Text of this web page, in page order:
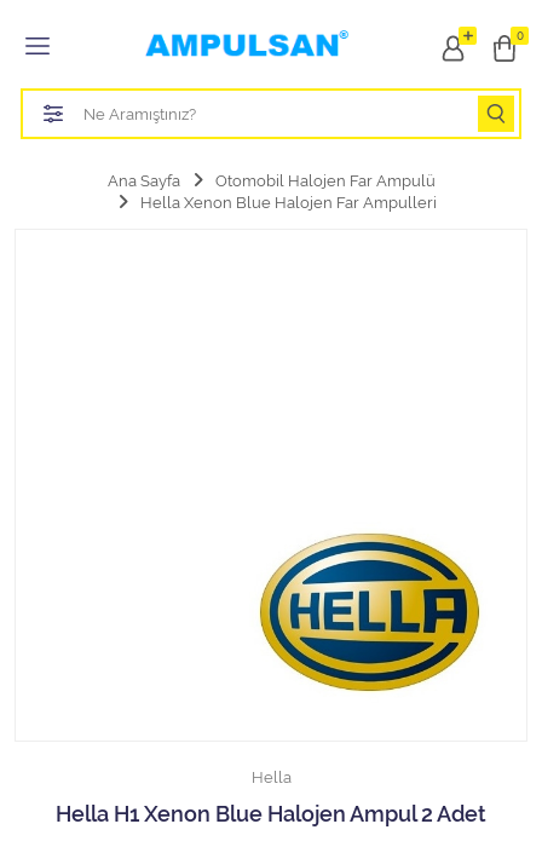
0
Tüm Kategoriler
Led Aydınlatma Ampulü
Otomobil Halojen Far Ampulü
Motosiklet Halojen Far Ampulü
Ana Sayfa
Otomobil Halojen Far Ampulü
Hella Xenon Blue Halojen Far Ampulleri
Hella
Hella H1 Xenon Blue Halojen Ampul 2 Adet